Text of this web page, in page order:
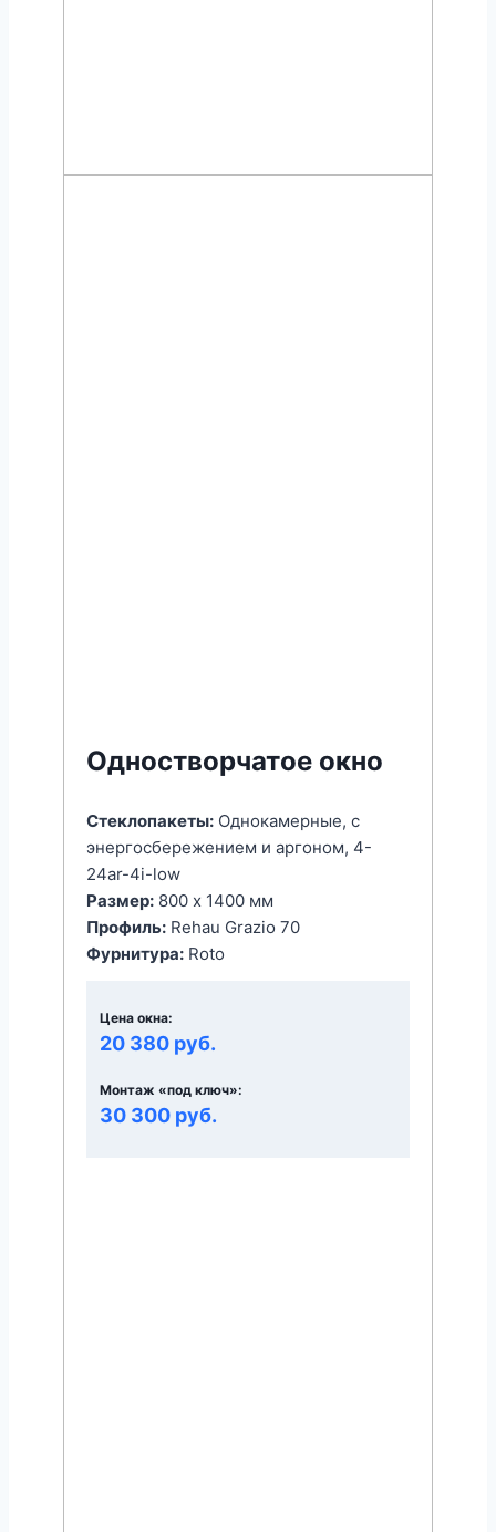
Одностворчатое окно
Стеклопакеты: Однокамерные, с
энергоcбережением и аргоном, 4-
24ar-4i-low
Размер: 800 x 1400 мм
Профиль: Rehau Grazio 70
Фурнитура: Roto
Цена окна:
20 380 руб.
Монтаж «под ключ»:
30 300 руб.